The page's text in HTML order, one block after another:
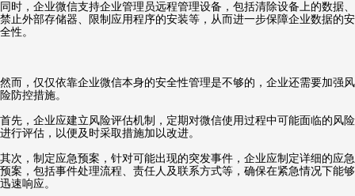
同时，企业微信支持企业管理员远程管理设备，包括清除设备上的数据、
禁止外部存储器、限制应用程序的安装等，从而进一步保障企业数据的安
全性。
然而，仅仅依靠企业微信本身的安全性管理是不够的，企业还需要加强风
险防控措施。
首先，企业应建立风险评估机制，定期对微信使用过程中可能面临的风险
进行评估，以便及时采取措施加以改进。
其次，制定应急预案，针对可能出现的突发事件，企业应制定详细的应急
预案，包括事件处理流程、责任人及联系方式等，确保在紧急情况下能够
迅速响应。